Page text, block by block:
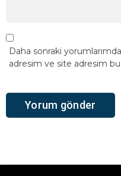
Daha sonraki
adresim ve site adresim bu